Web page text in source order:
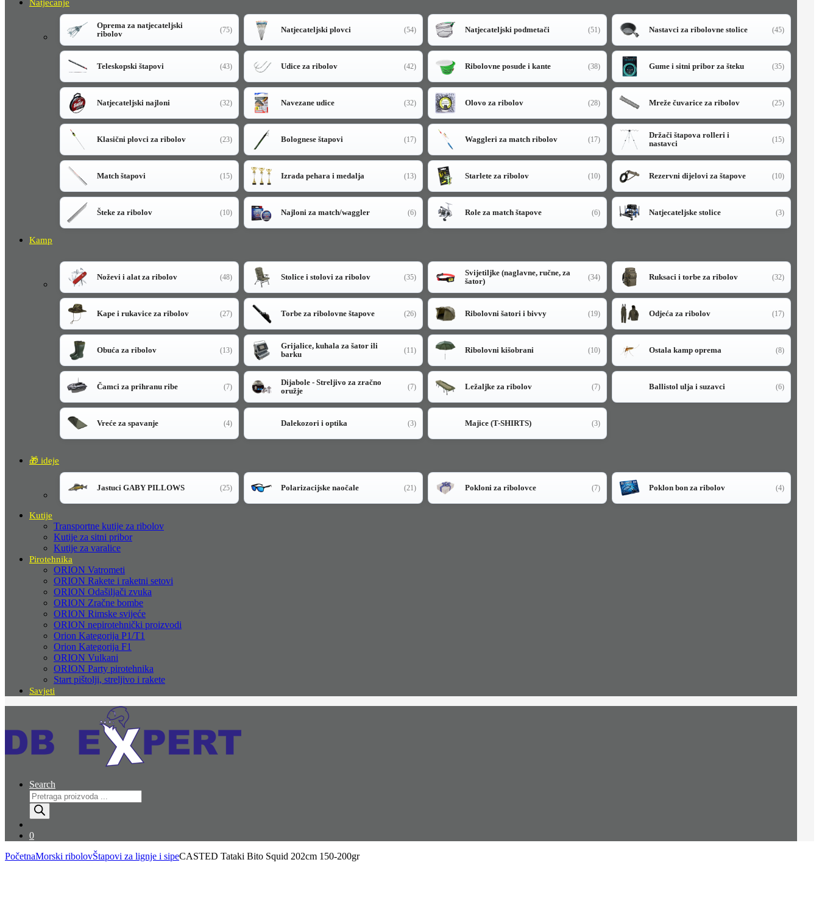
Natjecanje
Oprema za natjecateljski
ribolov
(75) Natjecateljski plovci (54) Natjecateljski podmetači (51) Nastavci za ribolovne stolice (45)
Teleskopski štapovi (43) Udice za ribolov (42) Ribolovne posude i kante (38) Gume i sitni pribor za šteku (35)
Natjecateljski najloni (32) Navezane udice (32) Olovo za ribolov (28) Mreže čuvarice za ribolov (25)
Klasični plovci za ribolov (23) Bolognese štapovi (17) Waggleri za match ribolov (17)
Držači štapova rolleri i
nastavci
(15)
Match štapovi (15) Izrada pehara i medalja (13) Starlete za ribolov (10) Rezervni dijelovi za štapove (10)
Šteke za ribolov (10) Najloni za match/waggler (6) Role za match štapove (6) Natjecateljske stolice (3)
Kamp
Noževi i alat za ribolov (48) Stolice i stolovi za ribolov (35)
Svijetiljke (naglavne, ručne, za
šator)
(34) Ruksaci i torbe za ribolov (32)
Kape i rukavice za ribolov (27) Torbe za ribolovne štapove (26) Ribolovni šatori i bivvy (19) Odjeća za ribolov (17)
Obuća za ribolov (13)
Grijalice, kuhala za šator ili
barku
(11) Ribolovni kišobrani (10) Ostala kamp oprema (8)
Čamci za prihranu ribe (7)
Dijabole - Streljivo za zračno
oružje
(7) Ležaljke za ribolov (7) Ballistol ulja i suzavci (6)
Vreće za spavanje (4) Dalekozori i optika (3) Majice (T-SHIRTS) (3)
🎁 ideje
Jastuci GABY PILLOWS (25) Polarizacijske naočale (21) Pokloni za ribolovce (7) Poklon bon za ribolov (4)
Kutije
Transportne kutije za ribolov
Kutije za sitni pribor
Kutije za varalice
Pirotehnika
ORION Vatrometi
ORION Rakete i raketni setovi
ORION Odašiljači zvuka
ORION Zračne bombe
ORION Rimske svijeće
ORION nepirotehnički proizvodi
Orion Kategorija P1/T1
Orion Kategorija F1
ORION Vulkani
ORION Party pirotehnika
Start pištolji, streljivo i rakete
Savjeti
Search
Products
search
0
PočetnaMorski ribolovŠtapovi za lignje i sipeCASTED Tataki Bito Squid 202cm 150-200gr